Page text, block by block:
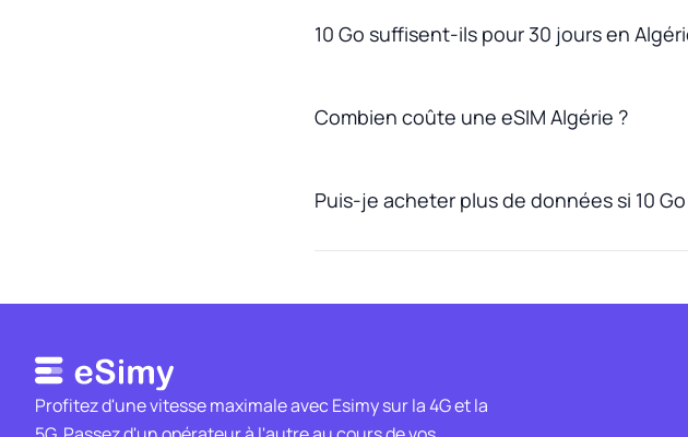
10 Go suffisent-ils pour 30 jours en
Combien coûte une eSIM Algérie ?
Puis-je acheter plus de données si 10
Profitez d'une vitesse maximale avec Esimy sur la 4G et la